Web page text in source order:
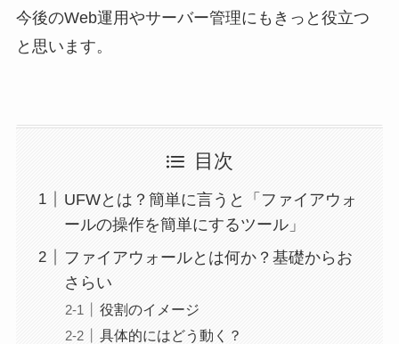
今後のWeb運用やサーバー管理にもきっと役立つ
と思います。
目次
UFWとは？簡単に言うと「ファイアウォ
ールの操作を簡単にするツール」
ファイアウォールとは何か？基礎からお
さらい
役割のイメージ
具体的にはどう動く？